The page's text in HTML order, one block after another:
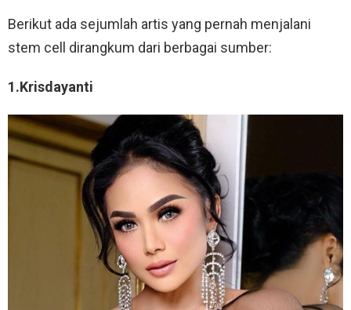
Berikut ada sejumlah artis yang pernah menjalani
stem cell dirangkum dari berbagai sumber:
1.Krisdayanti